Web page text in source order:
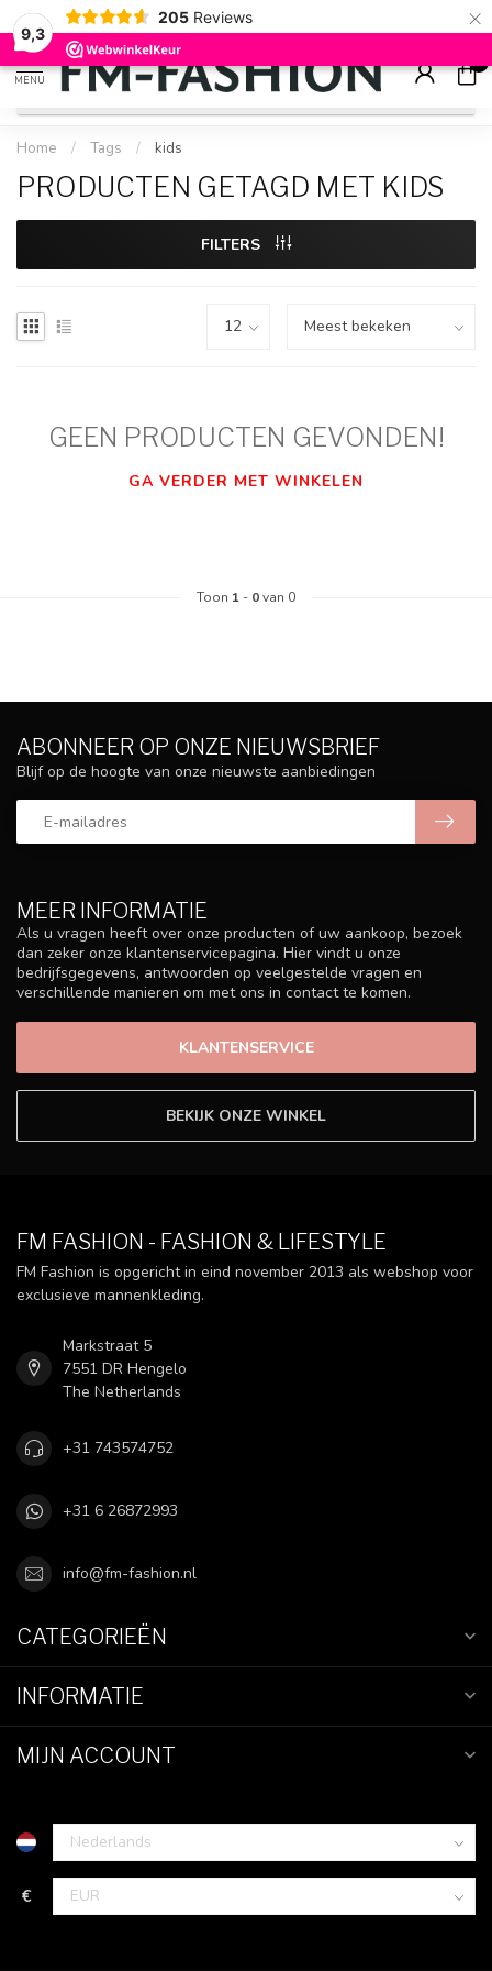
9,3
205 Reviews ×
Check onzesale artikelenvoor flinke kortingen
MENU
0
Home / Tags / kids
PRODUCTEN GETAGD MET KIDS
FILTERS
GEEN PRODUCTEN GEVONDEN!
GA VERDER MET WINKELEN
Toon 1 - 0van 0
MEER INFORMATIE
Als u vragen heeft over onze producten of uw aankoop, bezoek
dan zeker onze klantenservicepagina. Hier vindt u onze
bedrijfsgegevens, antwoorden op veelgestelde vragen en
verschillende manieren om met ons in contact te komen.
KLANTENSERVICE
BEKIJK ONZE WINKEL
ABONNEER OP ONZE NIEUWSBRIEF
Blijf op de hoogte van onze nieuwste aanbiedingen
FM FASHION - FASHION & LIFESTYLE
FM Fashion is opgericht in eind november 2013 als webshop voor
exclusieve mannenkleding.
Markstraat 5
7551 DR Hengelo
The Netherlands
+31 743574752
+31 6 26872993
info@fm-fashion.nl
CATEGORIEËN
INFORMATIE
MIJN ACCOUNT
€